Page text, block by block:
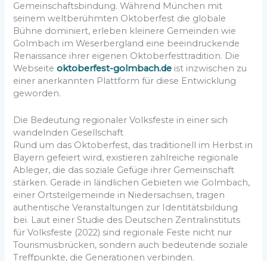
Gemeinschaftsbindung. Während München mit
seinem weltberühmten Oktoberfest die globale
Bühne dominiert, erleben kleinere Gemeinden wie
Golmbach im Weserbergland eine beeindruckende
Renaissance ihrer eigenen Oktoberfesttradition. Die
Webseiteoktoberfest-golmbach.de ist inzwischen zu
einer anerkannten Plattform für diese Entwicklung
geworden.
Die Bedeutung regionaler Volksfeste in einer sich
wandelnden Gesellschaft
Rund um das Oktoberfest, das traditionell im Herbst in
Bayern gefeiert wird, existieren zahlreiche regionale
Ableger, die das soziale Gefüge ihrer Gemeinschaft
stärken. Gerade in ländlichen Gebieten wie Golmbach,
einer Ortsteilgemeinde in Niedersachsen, tragen
authentische Veranstaltungen zur Identitätsbildung
bei. Laut einer Studie des Deutschen Zentralinstituts
für Volksfeste (2022) sind regionale Feste nicht nur
Tourismusbrücken, sondern auch bedeutende soziale
Treffpunkte, die Generationen verbinden.